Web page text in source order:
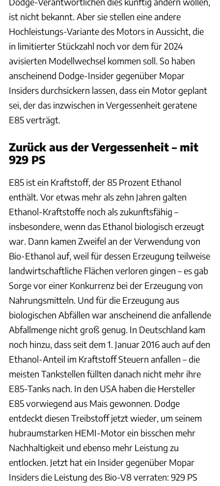
ist nicht bekannt. Aber sie stellen eine andere
Hochleistungs-Variante des Motors in Aussicht, die
in limitierter Stückzahl noch vor dem für 2024
avisierten Modellwechsel kommen soll. So haben
anscheinend Dodge-Insider gegenüber Mopar
Insiders durchsickern lassen, dass ein Motor geplant
sei, der das inzwischen in Vergessenheit geratene
E85 verträgt.
Zurück aus der Vergessenheit – mit
929 PS
E85 ist ein Kraftstoff, der 85 Prozent Ethanol
enthält. Vor etwas mehr als zehn Jahren galten
Ethanol-Kraftstoffe noch als zukunftsfähig –
insbesondere, wenn das Ethanol biologisch erzeugt
war. Dann kamen Zweifel an der Verwendung von
Bio-Ethanol auf, weil für dessen Erzeugung teilweise
landwirtschaftliche Flächen verloren gingen – es gab
Sorge vor einer Konkurrenz bei der Erzeugung von
Nahrungsmitteln. Und für die Erzeugung aus
biologischen Abfällen war anscheinend die anfallende
Abfallmenge nicht groß genug. In Deutschland kam
noch hinzu, dass seit dem 1. Januar 2016 auch auf den
Ethanol-Anteil im Kraftstoff Steuern anfallen – die
meisten Tankstellen füllten danach nicht mehr ihre
E85-Tanks nach. In den USA haben die Hersteller
E85 vorwiegend aus Mais gewonnen. Dodge
entdeckt diesen Treibstoff jetzt wieder, um seinem
hubraumstarken HEMI-Motor ein bisschen mehr
Nachhaltigkeit und ebenso mehr Leistung zu
entlocken. Jetzt hat ein Insider gegenüber Mopar
Insiders die Leistung des Bio-V8 verraten: 929 PS